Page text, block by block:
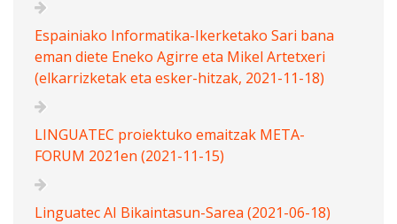
Espainiako Informatika-Ikerketako Sari bana
eman diete Eneko Agirre eta Mikel Artetxeri
(elkarrizketak eta esker-hitzak, 2021-11-18)
LINGUATEC proiektuko emaitzak META-
FORUM 2021en (2021-11-15)
Linguatec AI Bikaintasun-Sarea (2021-06-18)